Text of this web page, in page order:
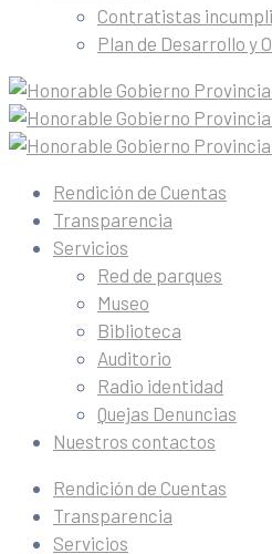
Contratistas
Plan de Desarrollo y
Rendición de Cuentas
Transparencia
Servicios
Red de parques
Museo
Biblioteca
Auditorio
Radio identidad
Quejas Denuncias
Nuestros contactos
Rendición de Cuentas
Transparencia
Servicios